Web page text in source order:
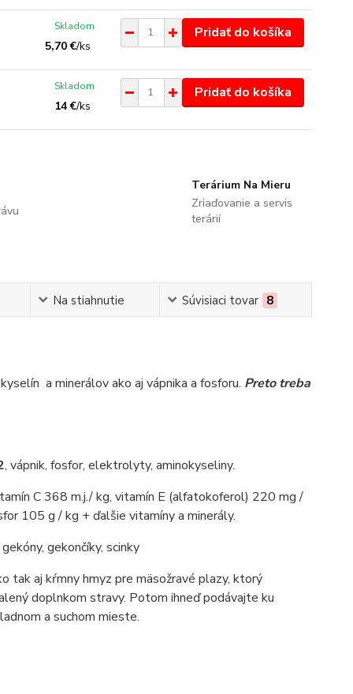
5,70 €/ks
Skladom Pridať do košíka
14 €/ks
Skladom Pridať do košíka
Terárium Na Mieru
Zriaďovanie a servis
terárií
Na stiahnutie Súvisiaci tovar 8
a minerálov ako aj vápnika a fosforu. Preto treba
, vápnik, fosfor, elektrolyty, aminokyseliny.
C 368 m.j./ kg, vitamín E (alfatokoferol) 220 mg /
105 g / kg + ďalšie vitamíny a minerály.
gekončíky, scinky
tak aj kŕmny hmyz pre mäsožravé plazy, ktorý
doplnkom stravy. Potom ihneď podávajte ku
a suchom mieste.